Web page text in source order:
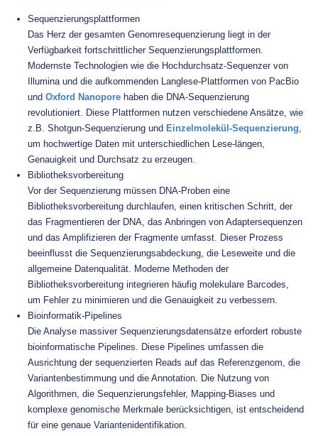
Sequenzierungsplattformen
Das Herz der gesamten Genomresequenzierung liegt in der
Verfügbarkeit fortschrittlicher Sequenzierungsplattformen.
Modernste Technologien wie die Hochdurchsatz-Sequenzer von
Illumina und die aufkommenden Langlese-Plattformen von PacBio
und Oxford Nanopore haben die DNA-Sequenzierung
revolutioniert. Diese Plattformen nutzen verschiedene Ansätze, wie
z.B. Shotgun-Sequenzierung und Einzelmolekül-Sequenzierung,
um hochwertige Daten mit unterschiedlichen Lese-längen,
Genauigkeit und Durchsatz zu erzeugen.
Bibliotheksvorbereitung
Vor der Sequenzierung müssen DNA-Proben eine
Bibliotheksvorbereitung durchlaufen, einen kritischen Schritt, der
das Fragmentieren der DNA, das Anbringen von Adaptersequenzen
und das Amplifizieren der Fragmente umfasst. Dieser Prozess
beeinflusst die Sequenzierungsabdeckung, die Leseweite und die
allgemeine Datenqualität. Moderne Methoden der
Bibliotheksvorbereitung integrieren häufig molekulare Barcodes,
um Fehler zu minimieren und die Genauigkeit zu verbessern.
Bioinformatik-Pipelines
Die Analyse massiver Sequenzierungsdatensätze erfordert robuste
bioinformatische Pipelines. Diese Pipelines umfassen die
Ausrichtung der sequenzierten Reads auf das Referenzgenom, die
Variantenbestimmung und die Annotation. Die Nutzung von
Algorithmen, die Sequenzierungsfehler, Mapping-Biases und
komplexe genomische Merkmale berücksichtigen, ist entscheidend
für eine genaue Variantenidentifikation.